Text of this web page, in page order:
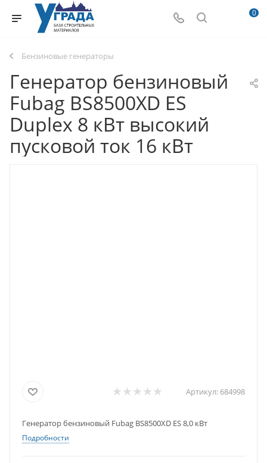
0
Бензиновые генераторы
Генератор бензиновый
Fubag BS8500XD ES
Duplex 8 кВт высокий
пусковой ток 16 кВт
Артикул: 684998
Генератор бензиновый Fubag BS8500XD ES 8,0 кВт
Подробности